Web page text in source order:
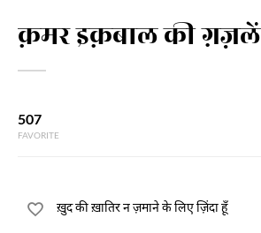
क़मर इक़बाल की ग़ज़लें
507
FAVORITE
ख़ुद की ख़ातिर न ज़माने के लिए ज़िंदा हूँ